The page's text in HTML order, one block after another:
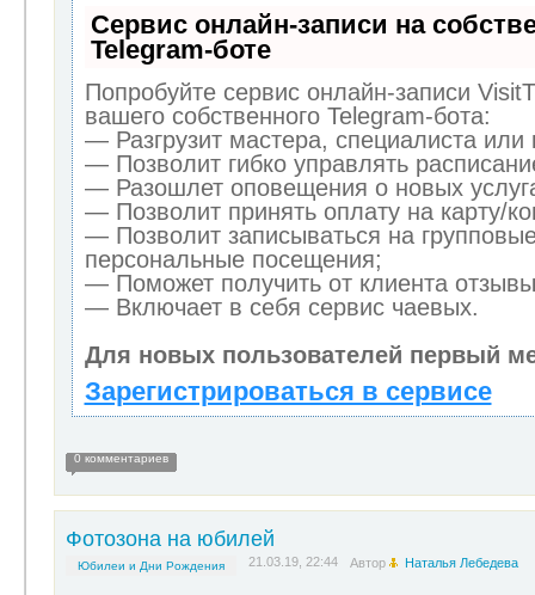
Сервис онлайн-записи на
Telegram-боте
Попробуйте сервис онлайн-записи
вашего собственного Telegram-бота:
— Разгрузит мастера, специалиста
— Позволит гибко управлять
— Разошлет оповещения о новых
— Позволит принять оплату на карту/
— Позволит записываться на
персональные посещения;
— Поможет получить от клиента
— Включает в себя сервис чаевых.
Для новых пользователей первый
Зарегистрироваться в сервисе
0 комментариев
Фотозона на юбилей
Юбилеи и Дни Рождения 21.03.19, 22:44 Автор Наталья Лебедева